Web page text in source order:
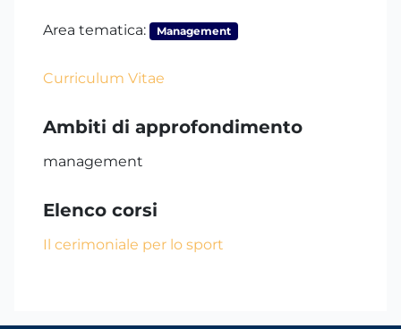
Area tematica: Management
Curriculum Vitae
Ambiti di approfondimento
management
Elenco corsi
Il cerimoniale per lo sport